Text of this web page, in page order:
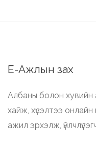
Е-Ажлын зах
Албаны болон хувийн
хайж, хүсэлтээ
ажил эрхэлж,